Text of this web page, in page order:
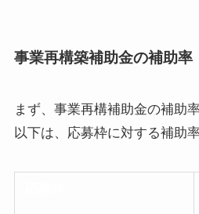
事業再構築補助金の補助率
まず、事業再構補助金の補助
以下は、応募枠に対する補助